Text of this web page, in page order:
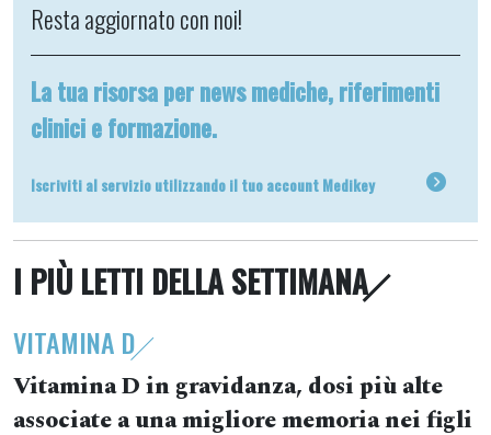
Resta aggiornato con noi!
La tua risorsa per news mediche, riferimenti
clinici e formazione.
Iscriviti al servizio utilizzando il tuo account Medikey
I PIÙ LETTI DELLA SETTIMANA
VITAMINA D
Vitamina D in gravidanza, dosi più alte
associate a una migliore memoria nei figli